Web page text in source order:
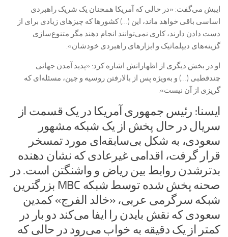
ایبش می‌گفت: «در حالی که آمریکا همچنان یک شریک راهبردی
اساسی باقی خواهد ماند، این (…) کشورها که چیزهای زیادی برای از
دست دادن دارند، کاری نمی‌توانند انجام دهند مگر متنوع‌سازی
گزینه‌های دیپلماتیک و ابزارهای راهبردی خودشان».
او در بخش دیگری از اظهاراتش اشاره کرد: «پدید آمدن جهانی
چندقطبی (…) و به‌ویژه پس از بالارفتن روسیه و چین، مسئله‌ای که
گریزی از آن نیست».
ایسنا: رئیس جمهوری آمریکا در یک قسمت از
سریال در حال پخش از یک شبکه مشهور
سعودی، به شکل بی‌سابقه‌ای مورد تمسخر
قرار گرفت، اقدامی غیرعادی که نشان دهنده
بدترشدن روابط بین ریاض و واشنگتن است. در
صحنه پخش شده توسط شبکه MBC بزرگترین
شبکه سرگرمی عربی، «خالد الفرج» کمدین
سعودی که نقش بایدن را ایفا می‌کند دو بار در
کمتر از یک دقیقه به خواب می‌رود در حالی که